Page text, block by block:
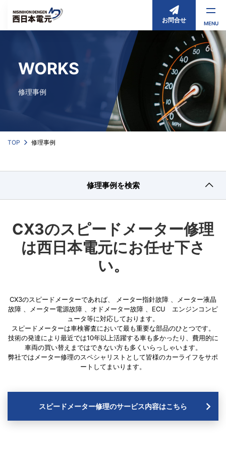
お問合せ MENU
WORKS
修理事例
TOP 修理事例
修理事例を検索
CX3のスピードメーター修理
は西日本電元にお任せ下さ
い。
CX3のスピードメーターであれば、 メーター指針故障
メーター液晶
故障
メーター電源故障 オドメーター故障
ECU エンジンコンピ
ュータ等に対応しております。
スピードメーターは車検審査において最も重要な部品のひとつです。
技術の発達により最近では10年以上活躍する車も多かったり、費用的に
車両の買い替えまではできない方も多くいらっしゃいます。
弊社ではメーター修理のスペシャリストとして皆様のカーライフをサポ
ートしてまいります。
スピードメーター修理のサービス内容はこちら